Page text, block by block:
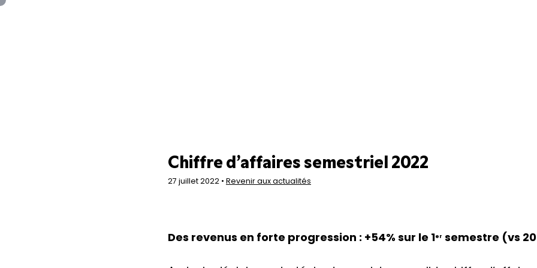
Chiffre d’affaires semestriel 2022
27 juillet 2022 • Revenir aux actualités
Des revenus en forte progression : +54% sur le 1er semestre (vs
Panneau de gestion des cookies